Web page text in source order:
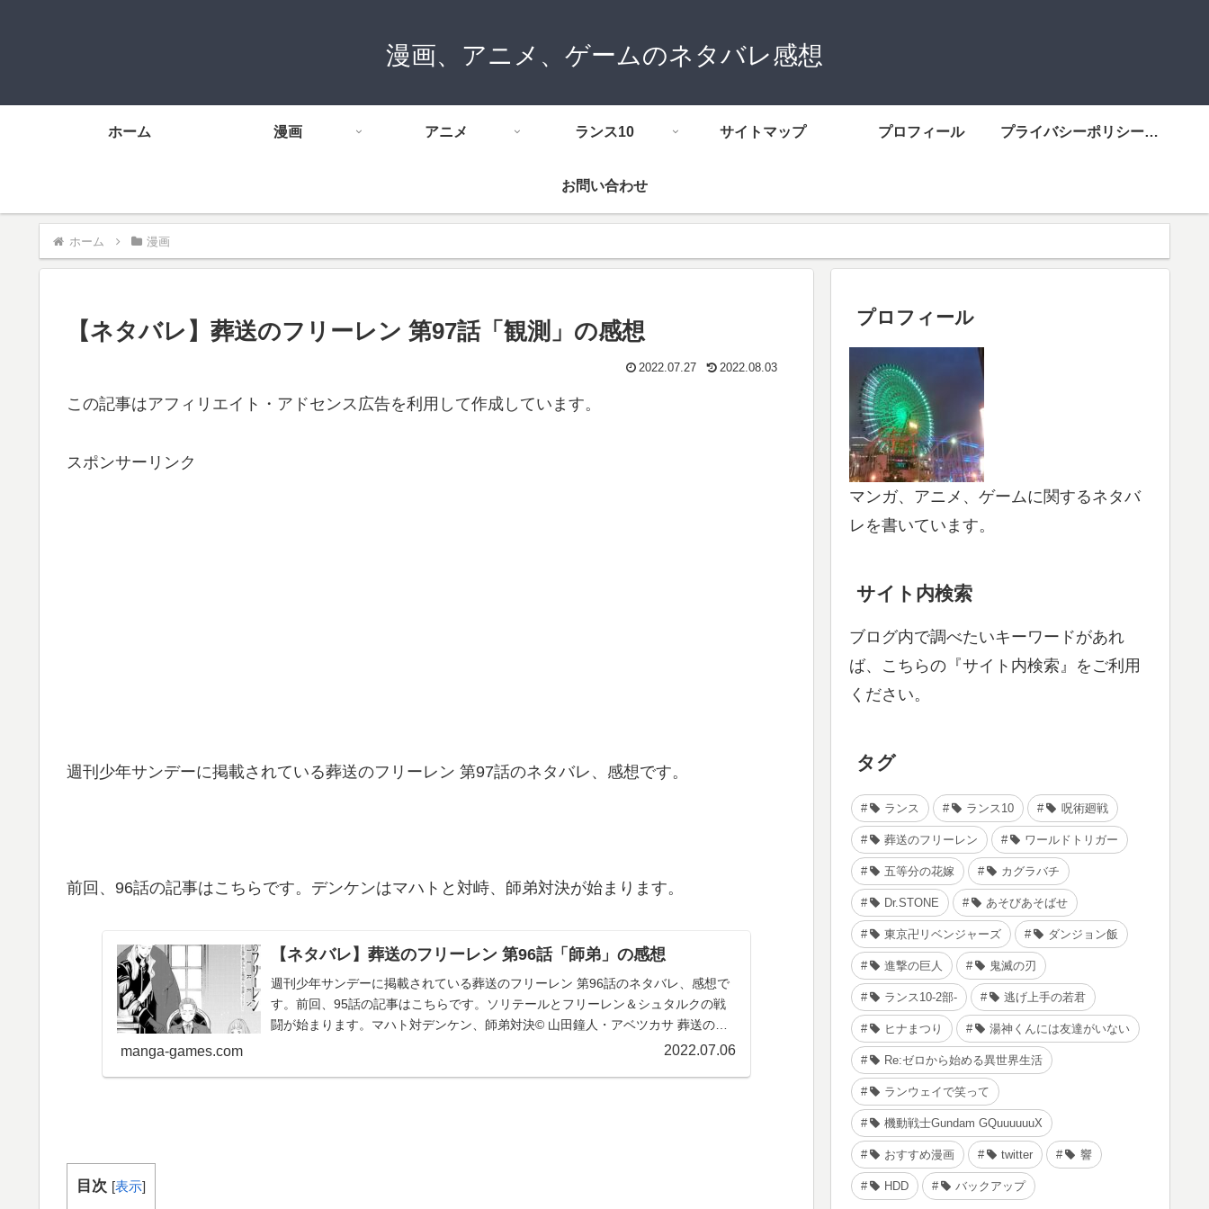
漫画、アニメ、ゲームのネタバレ感想
ホーム 漫画 アニメ ランス10 サイトマップ プロフィール プライバシーポリシーについて
お問い合わせ
ホーム 漫画
【ネタバレ】葬送のフリーレン 第97話「観測」の感想
2022.07.27 2022.08.03
この記事はアフィリエイト・アドセンス広告を利用して作成しています。
スポンサーリンク
週刊少年サンデーに掲載されている葬送のフリーレン 第97話のネタバレ、感想です。
前回、96話の記事はこちらです。デンケンはマハトと対峙、師弟対決が始まります。
【ネタバレ】葬送のフリーレン 第96話「師弟」の感想
週刊少年サンデーに掲載されている葬送のフリーレン 第96話のネタバレ、感想で
す。前回、95話の記事はこちらです。ソリテールとフリーレン＆シュタルクの戦
闘が始まります。マハト対デンケン、師弟対決© 山田鐘人・アベツカサ 葬送のフ
manga-games.com 2022.07.06
目次 [表示]
プロフィール
マンガ、アニメ、ゲームに関するネタバ
レを書いています。
サイト内検索
ブログ内で調べたいキーワードがあれ
ば、こちらの『サイト内検索』をご利用
ください。
タグ
ランス ランス10 呪術廻戦
葬送のフリーレン ワールドトリガー
五等分の花嫁 カグラバチ
Dr.STONE あそびあそばせ
東京卍リベンジャーズ ダンジョン飯
進撃の巨人 鬼滅の刃
ランス10-2部- 逃げ上手の若君
ヒナまつり 湯神くんには友達がいない
Re:ゼロから始める異世界生活
ランウェイで笑って
機動戦士Gundam GQuuuuuuX
おすすめ漫画 twitter 響
HDD バックアップ